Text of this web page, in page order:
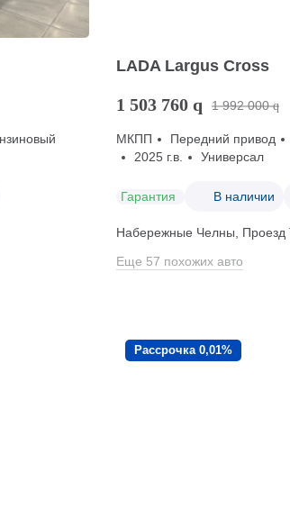
LADA Largus Cross
1 503 760 q 1 992 000 q
МКПП Передний привод
2025 г.в.
Универсал
Гарантия В наличии
Набережные Челны, Проезд
Еще 57 похожих авто
Рассрочка 0,01%